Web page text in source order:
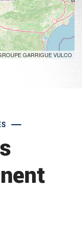
GARRIGUE VULCO